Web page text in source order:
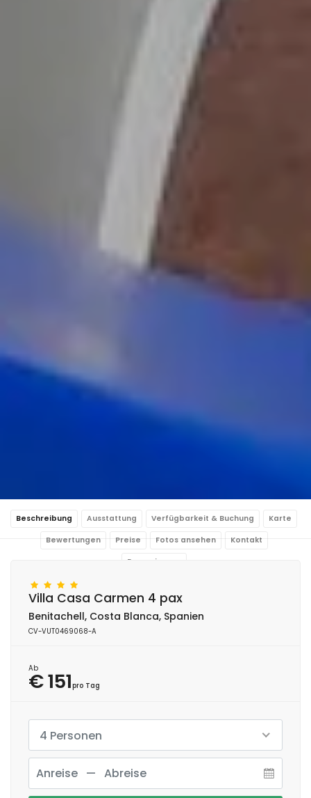
Beschreibung Ausstattung Verfügbarkeit & Buchung Karte
Bewertungen Preise Fotos ansehen Kontakt
Reservierung
Villa Casa Carmen 4 pax
Benitachell, Costa Blanca, Spanien
CV-VUT0469068-A
Ab
€ 151pro Tag
4 Personen